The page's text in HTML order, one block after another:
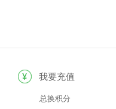
我要充值
总换积分